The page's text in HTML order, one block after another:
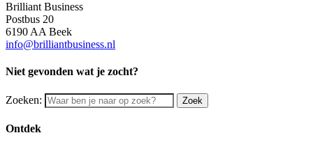
Brilliant Business
Postbus 20
6190 AA Beek
info@brilliantbusiness.nl
Niet gevonden wat je zocht?
Zoeken: Zoek
Ontdek